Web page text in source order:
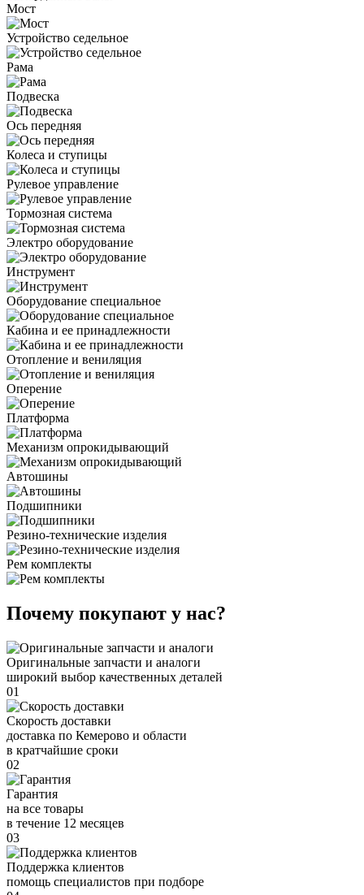
Мост
Устройство седельное
Рама
Подвеска
Ось передняя
Колеса и ступицы
Рулевое управление
Тормозная система
Электро оборудование
Инструмент
Оборудование специальное
Кабина и ее принадлежности
Отопление и вениляция
Оперение
Платформа
Механизм опрокидывающий
Автошины
Подшипники
Резино-технические изделия
Рем комплекты
Почему покупают у нас?
Оригинальные запчасти и аналоги
широкий выбор качественных деталей
01
Скорость доставки
доставка по Кемерово и области
в кратчайшие сроки
02
Гарантия
на все товары
в течение 12 месяцев
03
Поддержка клиентов
помощь специалистов при подборе